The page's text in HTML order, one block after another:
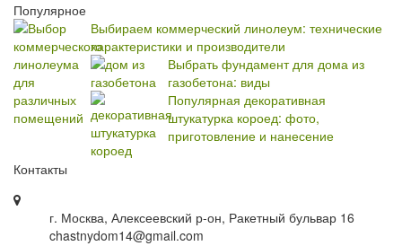
Популярное
Выбираем коммерческий линолеум: технические
характеристики и производители
Выбрать фундамент для дома из
газобетона: виды
Популярная декоративная
штукатурка короед: фото,
приготовление и нанесение
Контакты
г. Москва, Алексеевский р-он, Ракетный бульвар 16
chastnydom14@gmail.com